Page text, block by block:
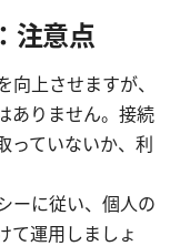
注意点
上させますが、
ありません。接続
っていないか、利
ーに従い、個人の
て運用しましょ